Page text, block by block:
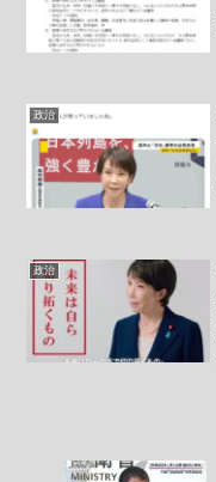
政治
政治